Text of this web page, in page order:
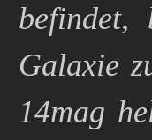
befindet,
Galaxie
14mag